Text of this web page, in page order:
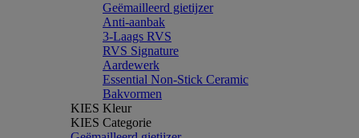
Geëmailleerd gietijzer
Anti-aanbak
3-Laags RVS
RVS Signature
Aardewerk
Essential Non-Stick Ceramic
Bakvormen
KIES Kleur
KIES Categorie